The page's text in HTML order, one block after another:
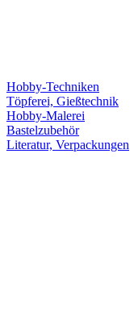
Hobby-Techniken
Töpferei, Gießtechnik
Hobby-Malerei
Bastelzubehör
Literatur, Verpackungen